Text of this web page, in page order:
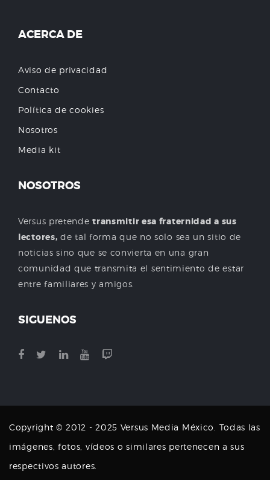
ACERCA DE
Aviso de privacidad
Contacto
Política de cookies
Nosotros
Media kit
NOSOTROS
Versus pretendetransmitir esa fraternidad a sus
lectores, de tal forma que no solo sea un sitio de
noticias sino que se convierta en una gran
comunidad que transmita el sentimiento de estar
entre familiares y amigos.
SIGUENOS
Copyright © 2012 - 2025 Versus Media México. Todas las
imágenes, fotos, vídeos o similares pertenecen a sus
respectivos autores.